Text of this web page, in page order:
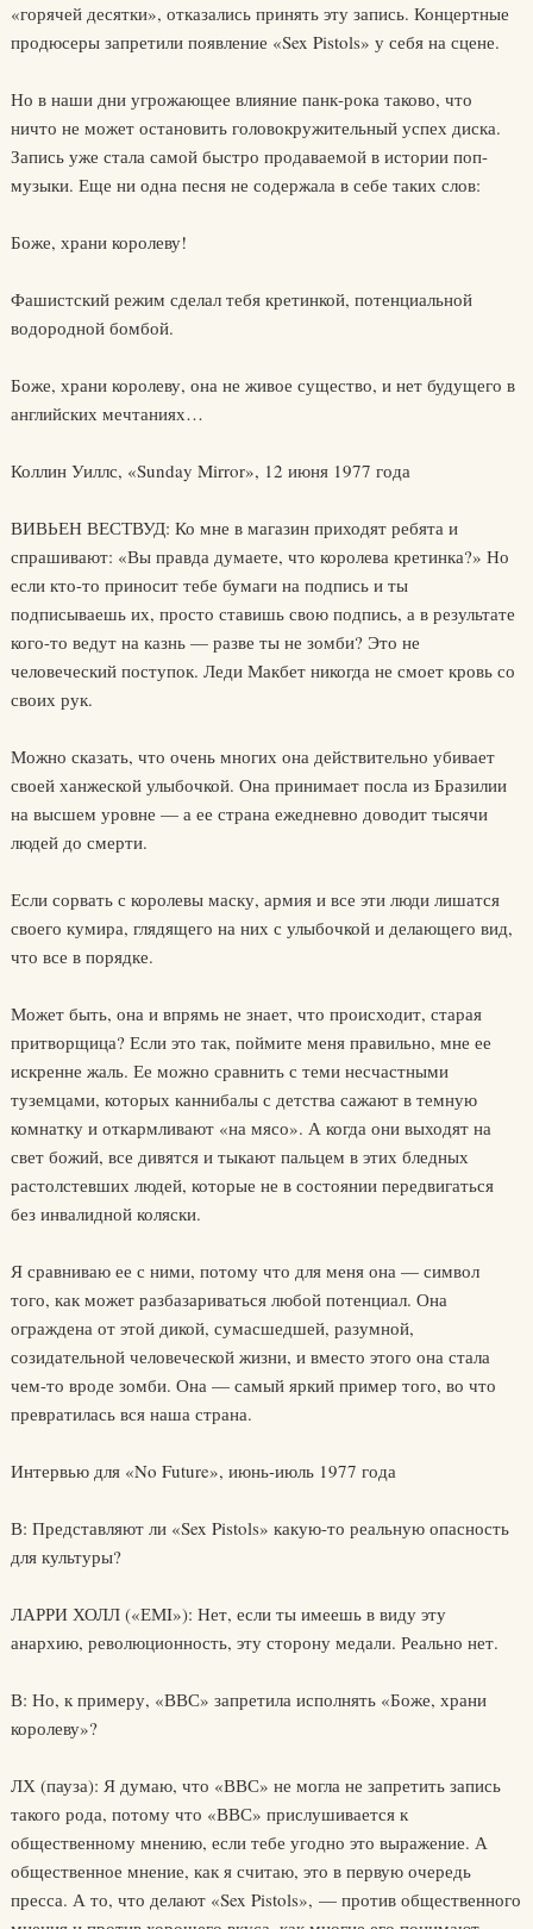
«горячей десятки», отказались принять эту запись. Концертные
продюсеры запретили появление «Sex Pistols» у себя на сцене.
Но в наши дни угрожающее влияние панк-рока таково, что
ничто не может остановить головокружительный успех диска.
Запись уже стала самой быстро продаваемой в истории поп-
музыки. Еще ни одна песня не содержала в себе таких слов:
Боже, храни королеву!
Фашистский режим сделал тебя кретинкой, потенциальной
водородной бомбой.
Боже, храни королеву, она не живое существо, и нет будущего в
английских мечтаниях…
Коллин Уиллс, «Sunday Mirror», 12 июня 1977 года
ВИВЬЕН ВЕСТВУД: Ко мне в магазин приходят ребята и
спрашивают: «Вы правда думаете, что королева кретинка?» Но
если кто-то приносит тебе бумаги на подпись и ты
подписываешь их, просто ставишь свою подпись, а в результате
кого-то ведут на казнь — разве ты не зомби? Это не
человеческий поступок. Леди Макбет никогда не смоет кровь со
своих рук.
Можно сказать, что очень многих она действительно убивает
своей ханжеской улыбочкой. Она принимает посла из Бразилии
на высшем уровне — а ее страна ежедневно доводит тысячи
людей до смерти.
Если сорвать с королевы маску, армия и все эти люди лишатся
своего кумира, глядящего на них с улыбочкой и делающего вид,
что все в порядке.
Может быть, она и впрямь не знает, что происходит, старая
притворщица? Если это так, поймите меня правильно, мне ее
искренне жаль. Ее можно сравнить с теми несчастными
туземцами, которых каннибалы с детства сажают в темную
комнатку и откармливают «на мясо». А когда они выходят на
свет божий, все дивятся и тыкают пальцем в этих бледных
растолстевших людей, которые не в состоянии передвигаться
без инвалидной коляски.
Я сравниваю ее с ними, потому что для меня она — символ
того, как может разбазариваться любой потенциал. Она
ограждена от этой дикой, сумасшедшей, разумной,
созидательной человеческой жизни, и вместо этого она стала
чем-то вроде зомби. Она — самый яркий пример того, во что
превратилась вся наша страна.
Интервью для «No Future», июнь-июль 1977 года
В: Представляют ли «Sex Pistols» какую-то реальную опасность
для культуры?
ЛАРРИ ХОЛЛ («ЕМI»): Нет, если ты имеешь в виду эту
анархию, революционность, эту сторону медали. Реально нет.
В: Но, к примеру, «ВВС» запретила исполнять «Боже, храни
королеву»?
ЛХ (пауза): Я думаю, что «ВВС» не могла не запретить запись
такого рода, потому что «ВВС» прислушивается к
общественному мнению, если тебе угодно это выражение. А
общественное мнение, как я считаю, это в первую очередь
пресса. А то, что делают «Sex Pistols», — против общественного